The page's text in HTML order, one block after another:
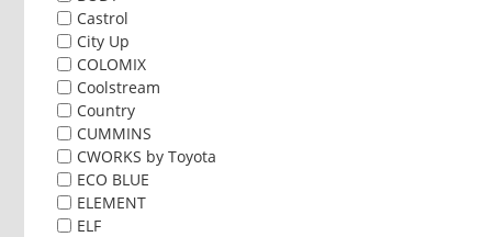
Castrol
City Up
COLOMIX
Coolstream
Country
CUMMINS
CWORKS by Toyota
ECO BLUE
ELEMENT
ELF